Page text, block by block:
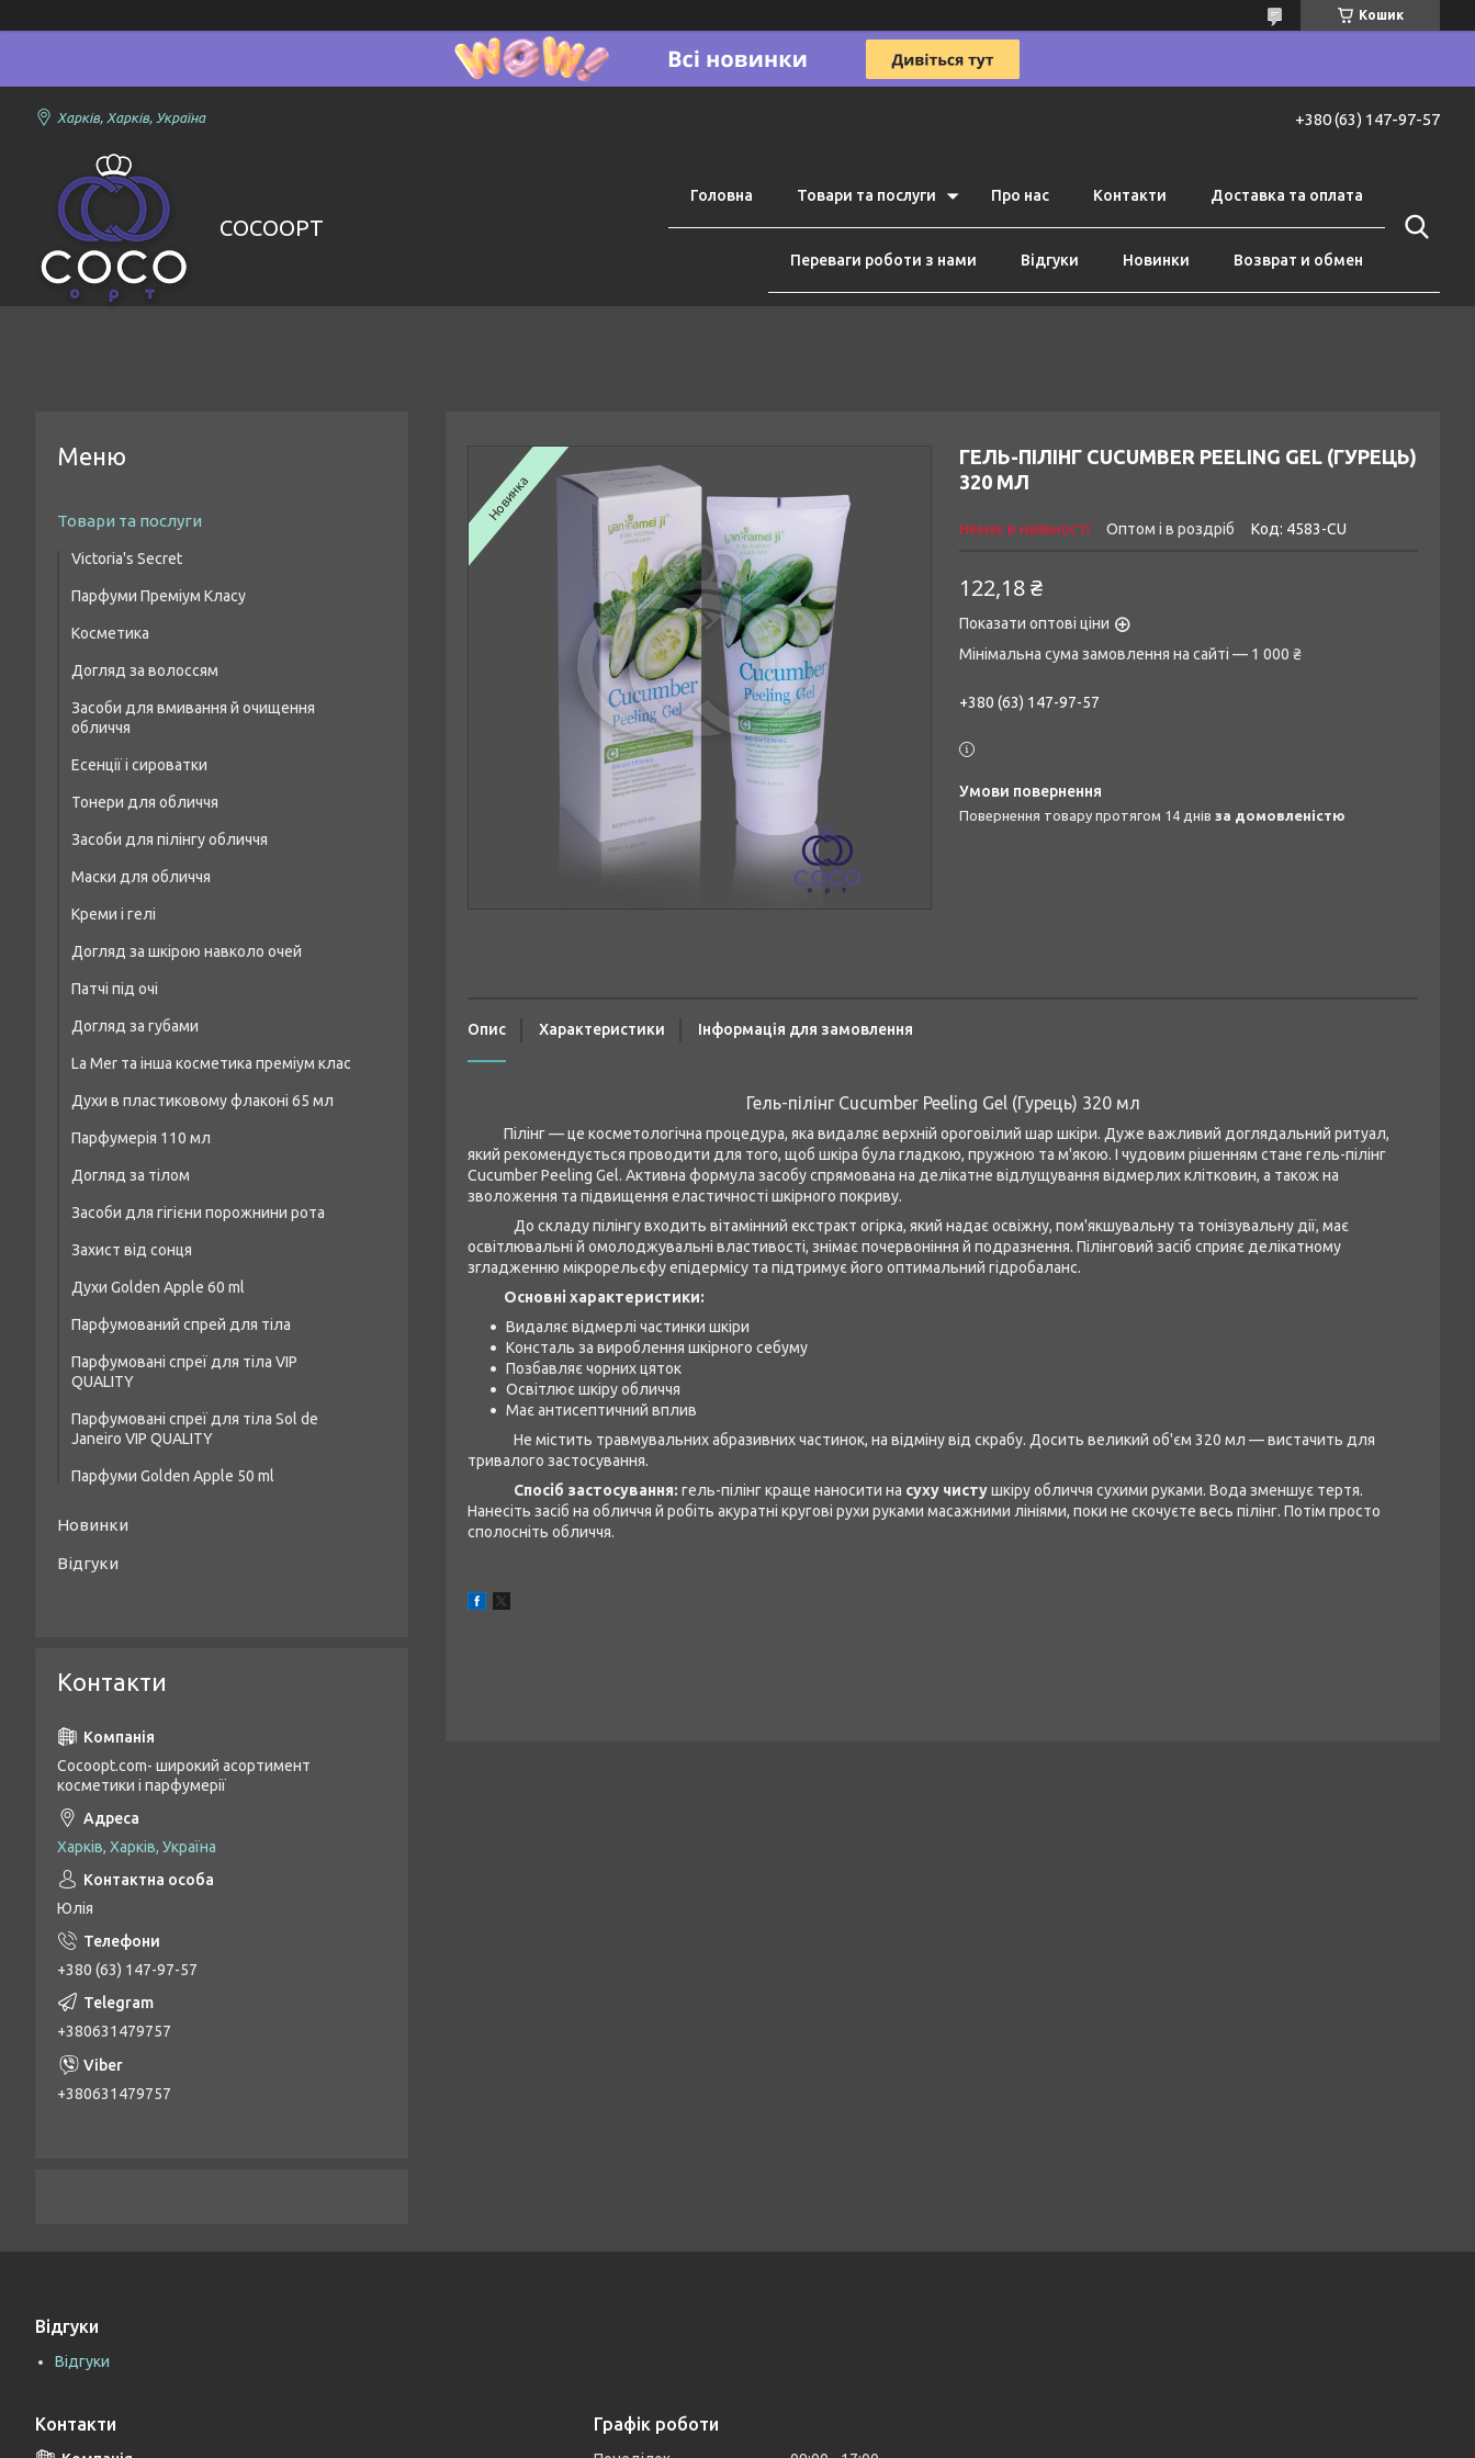
Кошик
Харків, Харків, Україна +380 (63) 147-97-57
COCOOPT
Головна Товари та послуги Про нас Контакти Доставка та оплата
Переваги роботи з нами Відгуки Новинки Возврат и обмен
ГЕЛЬ-ПІЛІНГ CUCUMBER PEELING GEL (ГУРЕЦЬ)
320 МЛ
Немає в наявності Оптом і в роздріб Код: 4583-CU
122,18 ₴
Показати оптові ціни
Мінімальна сума замовлення на сайті — 1 000 ₴
+380 (63) 147-97-57
повернення товару протягом 14 днів за домовленістю
Новинка
Опис Характеристики Інформація для замовлення
Гель-пілінг Cucumber Peeling Gel (Гурець) 320 мл
Пілінг — це косметологічна процедура, яка видаляє верхній ороговілий шар шкіри. Дуже важливий доглядальний ритуал,
який рекомендується проводити для того, щоб шкіра була гладкою, пружною та м'якою. І чудовим рішенням стане гель-пілінг
Cucumber Peeling Gel. Активна формула засобу спрямована на делікатне відлущування відмерлих клітковин, а також на
зволоження та підвищення еластичності шкірного покриву.
До складу пілінгу входить вітамінний екстракт огірка, який надає освіжну, пом'якшувальну та тонізувальну дії, має
освітлювальні й омолоджувальні властивості, знімає почервоніння й подразнення. Пілінговий засіб сприяє делікатному
згладженню мікрорельєфу епідермісу та підтримує його оптимальний гідробаланс.
Основні характеристики:
Видаляє відмерлі частинки шкіри
Консталь за вироблення шкірного себуму
Позбавляє чорних цяток
Освітлює шкіру обличчя
Має антисептичний вплив
Не містить травмувальних абразивних частинок, на відміну від скрабу. Досить великий об'єм 320 мл — вистачить для
тривалого застосування.
Спосіб застосування: гель-пілінг краще наносити на суху чистушкіру обличчя сухими руками. Вода зменшує тертя.
Нанесіть засіб на обличчя й робіть акуратні кругові рухи руками масажними лініями, поки не скочуєте весь пілінг. Потім просто
сполосніть обличчя.
Товари та послуги
Victoria's Secret
Парфумовані набори
Парфумований спрей для тіла
Парфуми Преміум Класу
Жіночі парфуми преміум класу
Чоловіча парфумована вода преміум
Парфумерія унісекс преміум класу
Косметика
Макіяж очей
Макіяж брів
Догляд за волоссям
Шампуні для волосся
голови
Маски для волосся
Масло для волосся
Засоби для вмивання й очищення
обличчя
Есенції і сироватки
Тонери для обличчя
Засоби для пілінгу обличчя
Маски для обличчя
Креми і гелі
Догляд за шкірою навколо очей
Патчі під очі
Догляд за губами
La Mer та інша косметика преміум клас
Духи в пластиковому флаконі 65 мл
Чоловічі парфуми аналог 65 мл
Жіночі парфуми аналог 65 мл
Унісекс-парфуми аналог 65 мл
Парфумерія 110 мл
Чоловіча парфумерія 110 мл
Парфумерія унісекс 110 мл
Жіноча парфумерія 110 мл
Догляд за тілом
Засоби для душу та ванни
Креми та лосьйони для тіла
Засоби для пілінгу тіла
Дезодоранти
Засоби для догляду за шкірою рук
Засоби для гігієни порожнини рота
Захист від сонця
Духи Golden Apple 60 ml
Жіночі парфуми Golden Apple 60 ml
Чоловічі парфуми Golden Apple 60 ml
Парфумований спрей для тіла
Парфумовані спреї для тіла VIP
QUALITY
Парфумовані спреї для тіла Sol de
Janeiro VIP QUALITY
Парфуми Golden Apple 50 ml
Новинки
Відгуки
Контакти
Cocoopt.com- широкий асортимент
косметики і парфумерії
Харків, Харків, Україна
Юлія
+380 (63) 147-97-57
+380631479757
+380631479757
Відгуки
Відгуки
Контакти Графік роботи